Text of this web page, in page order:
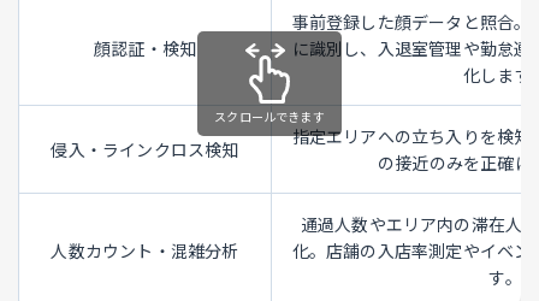
顔認証・検知
事前登録した顔データと照合
に識別し、入退室管理や勤怠
化します
侵入・ラインクロス検知
指定エリアへの立ち入りを検
の接近のみを正確に
人数カウント・混雑分析
通過人数やエリア内の滞在人
化。店舗の入店率測定やイベ
す。